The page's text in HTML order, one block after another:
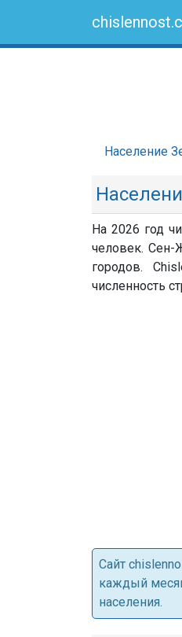
Население
На 2026 год
человек. Сен-
городов.
численность
Cайт
каждый
населения.